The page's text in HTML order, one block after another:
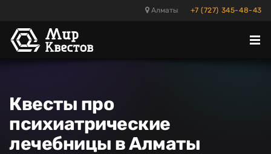
Алматы +7 (727) 345-48-43
Квесты про
психиатрические
лечебницы в Алматы